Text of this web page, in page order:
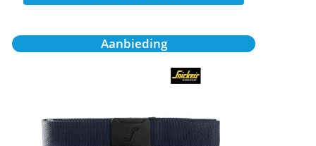
Aanbieding
Oorspronkelijke
prijs
Huidige
prijs
€24,88.
Dit
variaties.
Deze